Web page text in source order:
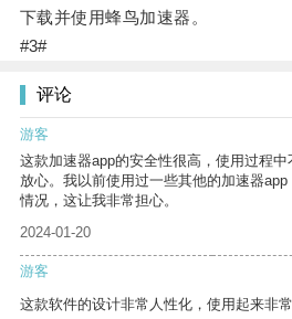
下载并使用蜂鸟加速器。
#3#
评论
游客
这款加速器app的安全性很高，使用过程
放心。我以前使用过一些其他的加速器
情况，这让我非常担心。
2024-01-20
游客
这款软件的设计非常人性化，使用起来非常